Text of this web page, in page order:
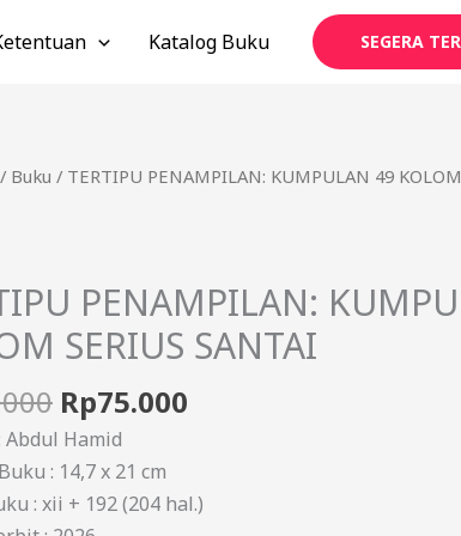
Katalog Buku SEGERA
/ Buku / TERTIPU PENAMPILAN: KUMPULAN 49
PENAMPILAN:
SERIUS SANTAI
Harga
Rp75.000
Harga
Rp75.000.
Abdul Hamid
: 14,7 x 21 cm
: xii + 192 (204 hal.)